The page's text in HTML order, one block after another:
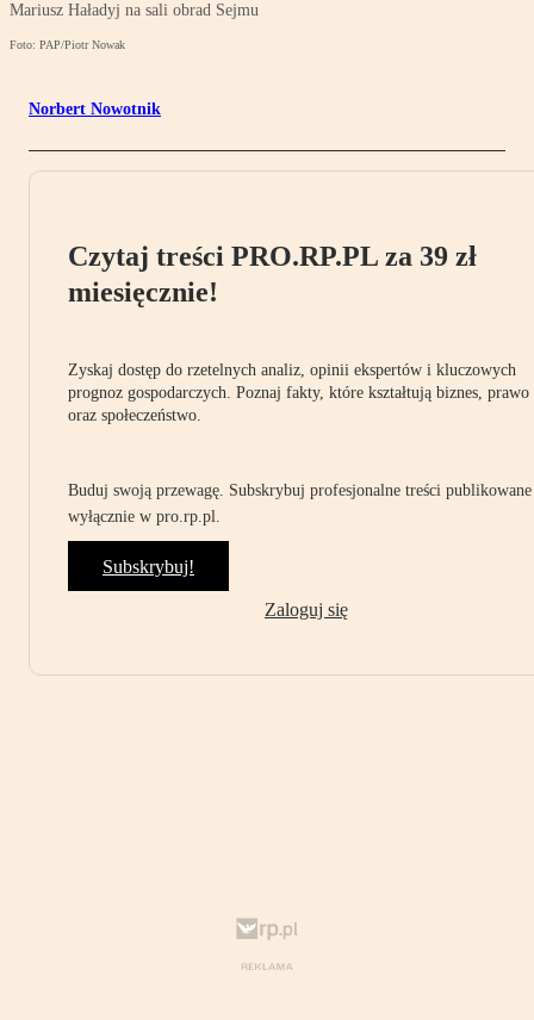
Mariusz Haładyj na sali obrad Sejmu
Foto: PAP/Piotr Nowak
Norbert Nowotnik
Czytaj treści PRO.RP.PL za 39 zł
miesięcznie!
Zyskaj dostęp do rzetelnych analiz, opinii ekspertów i kluczowych
prognoz gospodarczych. Poznaj fakty, które kształtują biznes, prawo
oraz społeczeństwo.
Buduj swoją przewagę. Subskrybuj profesjonalne treści publikowane
wyłącznie w pro.rp.pl.
Subskrybuj!
Zaloguj się